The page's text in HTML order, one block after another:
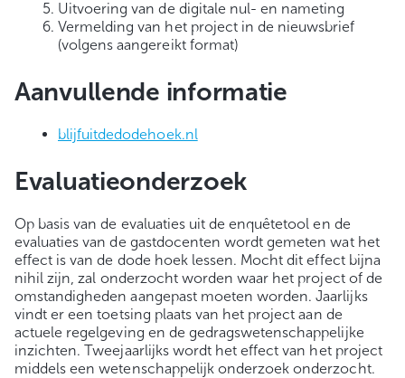
Uitvoering van de digitale nul- en nameting
Vermelding van het project in de nieuwsbrief
(volgens aangereikt format)
Aanvullende informatie
blijfuitdedodehoek.nl
Evaluatieonderzoek
Op basis van de evaluaties uit de enquêtetool en de
evaluaties van de gastdocenten wordt gemeten wat het
effect is van de dode hoek lessen. Mocht dit effect bijna
nihil zijn, zal onderzocht worden waar het project of de
omstandigheden aangepast moeten worden. Jaarlijks
vindt er een toetsing plaats van het project aan de
actuele regelgeving en de gedragswetenschappelijke
inzichten. Tweejaarlijks wordt het effect van het project
middels een wetenschappelijk onderzoek onderzocht.